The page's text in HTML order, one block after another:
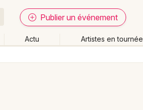
Publier un événement
Actu Artistes en tournée